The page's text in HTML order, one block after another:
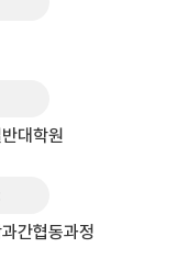
대학원
간협동과정